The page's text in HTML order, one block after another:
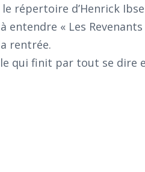
répertoire d’Henrick
« Les
rentrée.
qui finit par tout se